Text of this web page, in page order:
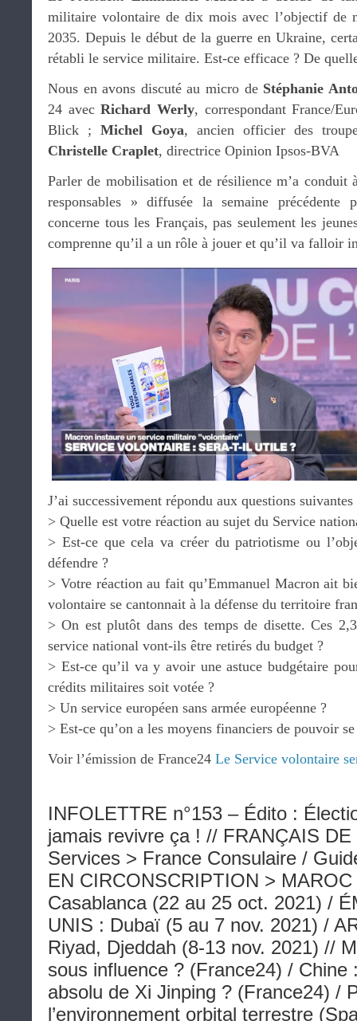
militaire volontaire de dix mois avec l’objectif de
2035. Depuis le début de la guerre en Ukraine,
rétabli le service militaire. Est-ce efficace ? De
Nous en avons discuté au micro de Stéphanie
24 avecRichard Werly, correspondant France/
Blick ; Michel Goya, ancien officier des
Christelle Craplet, directrice Opinion Ipsos-BVA
Parler de mobilisation et de résilience m’a conduit
responsables » diffusée la semaine
concerne tous les Français, pas seulement les
comprenne qu’il a un rôle à jouer et qu’il va falloir
J’ai successivement répondu aux questions suivantes
> Quelle est votre réaction au sujet du Service
> Est-ce que cela va créer du patriotisme ou
défendre ?
> Votre réaction au fait qu’Emmanuel Macron ait
volontaire se cantonnait à la défense du territoire
> On est plutôt dans des temps de disette. Ces
service national vont-ils être retirés du budget ?
> Est-ce qu’il va y avoir une astuce budgétaire
crédits militaires soit votée ?
> Un service européen sans armée européenne ?
> Est-ce qu’on a les moyens financiers de pouvoir
Voir l’émission de France24 Le Service volontaire
INFOLETTRE n°153 – Édito :
jamais revivre ça ! // FRANÇAIS DE
Services > France Consulaire /
EN CIRCONSCRIPTION >
Casablanca (22 au 25 oct. 2021) /
UNIS : Dubaï (5 au 7 nov. 2021) /
Riyad, Djeddah (8-13 nov. 2021) //
sous influence ? (France24) / Chine
absolu de Xi Jinping ? (France24) /
l’environnement orbital terrestre